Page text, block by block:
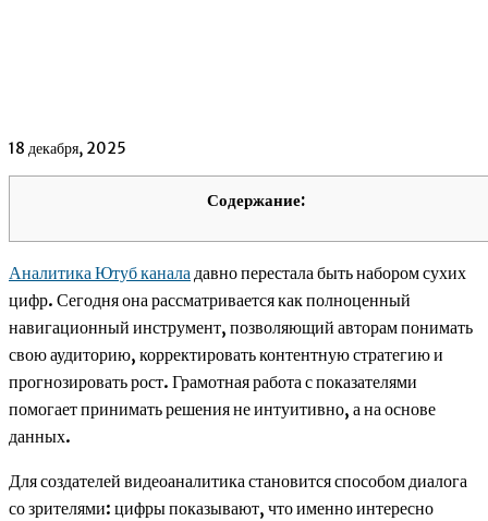
18 декабря, 2025
Содержание:
Аналитика Ютуб каналадавно перестала быть набором сухих
цифр. Сегодня она рассматривается как полноценный
навигационный инструмент, позволяющий авторам понимать
свою аудиторию, корректировать контентную стратегию и
прогнозировать рост. Грамотная работа с показателями
помогает принимать решения не интуитивно, а на основе
данных.
Для создателей видеоаналитика становится способом диалога
со зрителями: цифры показывают, что именно интересно